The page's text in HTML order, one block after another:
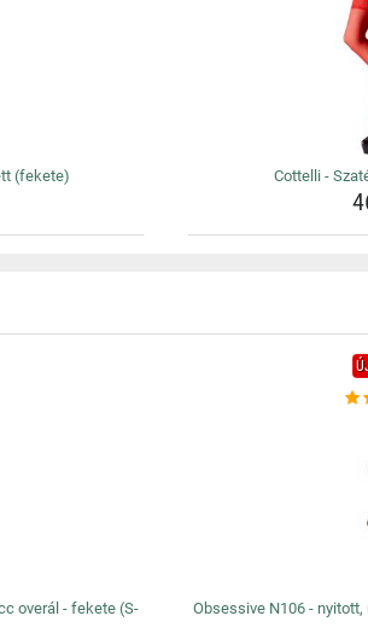
(fekete) Cottelli -
overál - fekete (S-
Obsessive N106 -